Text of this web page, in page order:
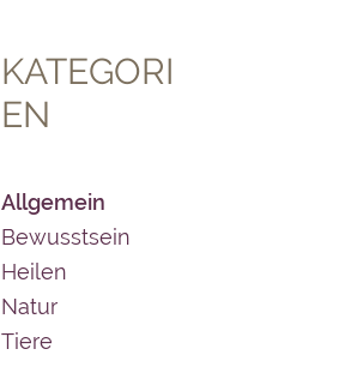
KATEGORI
EN
Allgemein
Bewusstsein
Heilen
Natur
Tiere